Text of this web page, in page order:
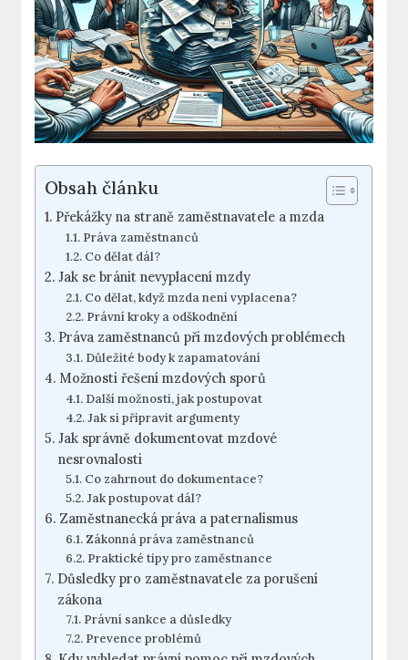
Obsah článku
Překážky na straně zaměstnavatele a mzda
Práva zaměstnanců
Co dělat dál?
Jak se bránit nevyplacení mzdy
Co dělat, když mzda není vyplacena?
Právní kroky a odškodnění
Práva zaměstnanců při mzdových problémech
Důležité body k zapamatování
Možnosti řešení mzdových sporů
Další možnosti, jak postupovat
Jak si připravit argumenty
Jak správně dokumentovat mzdové
nesrovnalosti
Co zahrnout do dokumentace?
Jak postupovat dál?
Zaměstnanecká práva a paternalismus
Zákonná práva zaměstnanců
Praktické tipy pro zaměstnance
Důsledky pro zaměstnavatele za porušení
zákona
Právní sankce a důsledky
Prevence problémů